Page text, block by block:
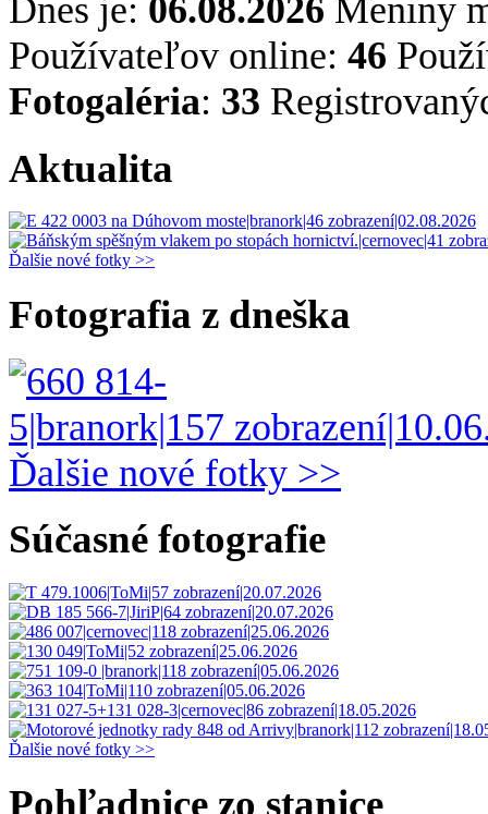
Dnes je: 06.08.2026 Meniny
Používateľov online: 46
Fotogaléria: 33
Aktualita
Ďalšie nové fotky >>
Fotografia z dneška
Ďalšie nové fotky >>
Súčasné fotografie
Ďalšie nové fotky >>
Pohľadnice zo stanice